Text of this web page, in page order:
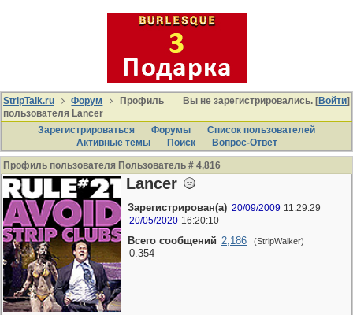
Вы не зарегистрировались. [Войти]
StripTalk.ru Форум
Профиль
пользователя Lancer
Зарегистрироваться
Форумы
Список пользователей
Активные темы
Поиcк Вопрос-Ответ
Профиль пользователя Пользователь # 4,816
Lancer
Зарегистрирован(а) 20/09/2009 11:29:29
20/05/2020 16:20:10
Всего сообщений 2,186 (StripWalker)
0.354